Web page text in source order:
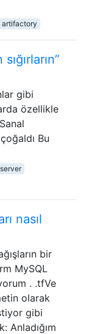
artifactory
gibi
özellikle
Bu
nasıl
bir
MySQL
. .tfVe
olarak
gibi
Anladığım